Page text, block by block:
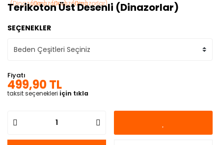
Terikoton Üst Desenli (Dinazorlar)
SEÇENEKLER
Fiyatı
499,90 TL
taksit seçenekleri için tıkla